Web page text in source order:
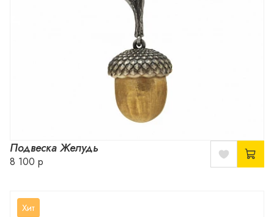
Подвеска Желудь
8 100 р
Хит